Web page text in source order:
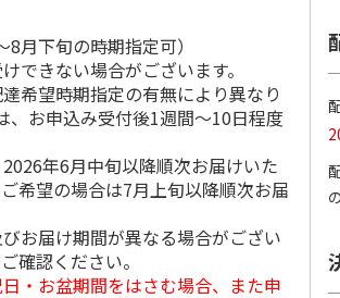
銀座千
リー９
バンホーテン「チョ
コレートシロップポ
ーション」
＜沼津深海プリン工
プリンセット
月下旬の時期指定可）
できない場合がございます。
希望時期指定の有無により異なり
、お申込み受付後1週間～10日程度
年6月中旬以降順次お届けいた
希望の場合は7月上旬以降順次お届
お届け期間が異なる場合がござい
確認ください。
・お盆期間をはさむ場合、また申